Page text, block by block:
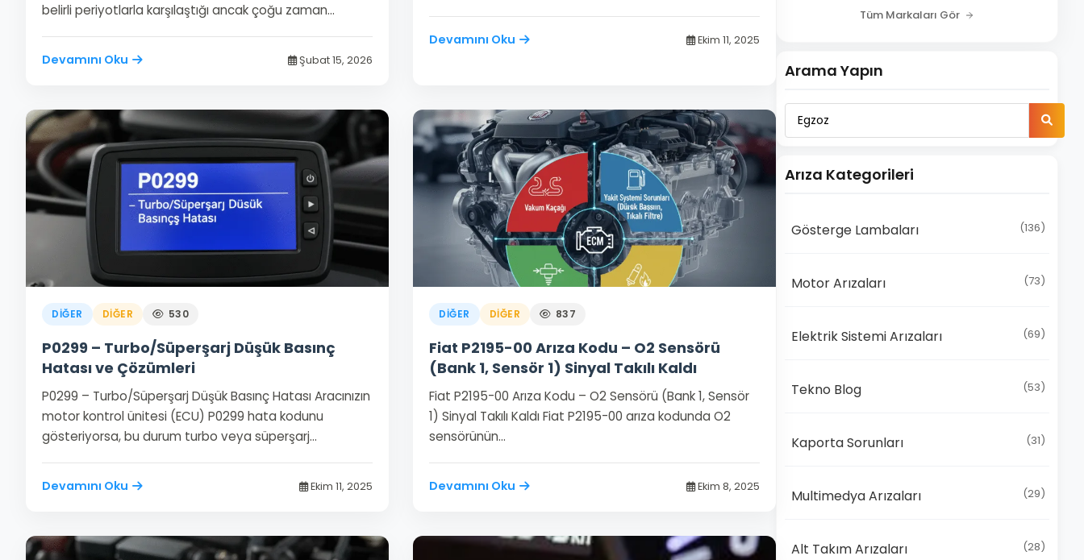
belirli periyotlarla karşılaştığı ancak çoğu zaman…
Devamını Oku Şubat 15, 2026
Devamını Oku Ekim 11, 2025
DIĞER DIĞER 530
P0299 – Turbo/Süperşarj Düşük Basınç
Hatası ve Çözümleri
P0299 – Turbo/Süperşarj Düşük Basınç Hatası Aracınızın
motor kontrol ünitesi (ECU) P0299 hata kodunu
gösteriyorsa, bu durum turbo veya süperşarj…
Devamını Oku Ekim 11, 2025
DIĞER DIĞER 837
Fiat P2195-00 Arıza Kodu – O2 Sensörü
(Bank 1, Sensör 1) Sinyal Takılı Kaldı
Fiat P2195-00 Arıza Kodu – O2 Sensörü (Bank 1, Sensör
1) Sinyal Takılı Kaldı Fiat P2195-00 arıza kodunda O2
sensörünün…
Devamını Oku Ekim 8, 2025
Tüm Markaları Gör
Arama Yapın
Arıza Kategorileri
Gösterge Lambaları (136)
Motor Arızaları (73)
Elektrik Sistemi Arızaları (69)
Tekno Blog (53)
Kaporta Sorunları (31)
Multimedya Arızaları (29)
Alt Takım Arızaları (28)